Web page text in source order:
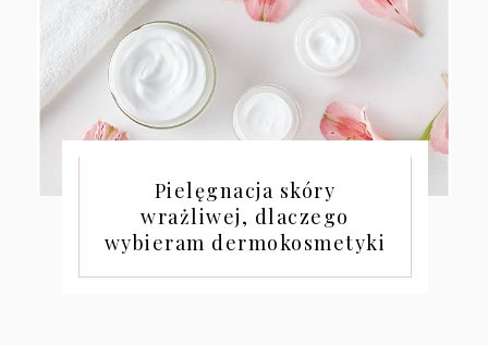
Pielęgnacja skóry
wrażliwej, dlaczego
wybieram dermokosmetyki